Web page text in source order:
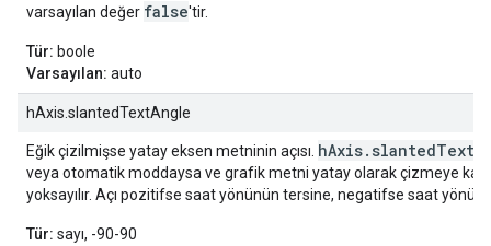
varsayılan değer false'tir.
Tür: boole
Varsayılan: auto
hAxis.slantedTextAngle
Eğik çizilmişse yatay eksen metninin açısı. hAxis.slantedText
veya otomatik moddaysa ve grafik metni yatay olarak çizmeye
yoksayılır. Açı pozitifse saat yönünün tersine, negatifse saat
Tür: sayı, -90-90